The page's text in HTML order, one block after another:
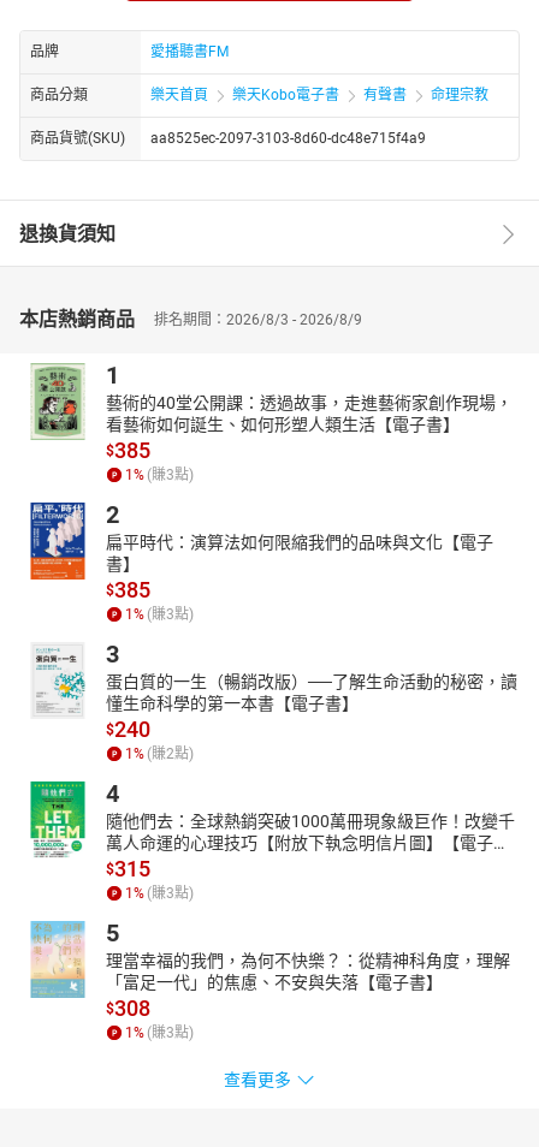
度於東初法師門下，剃度出家，法名聖嚴，法號慧空，承繼臨濟宗
與曹洞宗法脈。此外，又在靈源法師門下，承繼臨濟宗法脈，法名
知剛，法號惟柔。赴日本留學，獲得日本立正大學的博士學位，是
臺灣第一位赴日本攻讀博士並順利完成所有學分的華裔出家師父。
在東初法師過世後，承繼為農禪寺住持，並開創臺灣佛教宗派法鼓
山，法鼓山的弟子尊稱為『聖嚴師父』，而各地華人則稱「聖嚴大
淨土法語-01
淨土法語-02
品牌 愛播聽書FM
商品分類 樂天首頁 樂天Kobo電子書 有聲書 命理宗教
商品貨號(SKU) aa8525ec-2097-3103-8d60-dc48e715f4a9
退換貨須知
本店熱銷商品 排名期間：2026/8/3 - 2026/8/9
1
藝術的40堂公開課：透過故事，走進藝術家創作現場，
看藝術如何誕生、如何形塑人類生活【電子書】
$385
1 % (賺3點)
2
扁平時代：演算法如何限縮我們的品味與文化【電子
書】
$385
1 % (賺3點)
3
蛋白質的一生（暢銷改版）──了解生命活動的秘密，讀
懂生命科學的第一本書【電子書】
$240
1 % (賺2點)
4
隨他們去：全球熱銷突破1000萬冊現象級巨作！改變千
萬人命運的心理技巧【附放下執念明信片圖】【電子
書】
$315
1 % (賺3點)
5
理當幸福的我們，為何不快樂？：從精神科角度，理解
「富足一代」的焦慮、不安與失落【電子書】
$308
1 % (賺3點)
查看更多